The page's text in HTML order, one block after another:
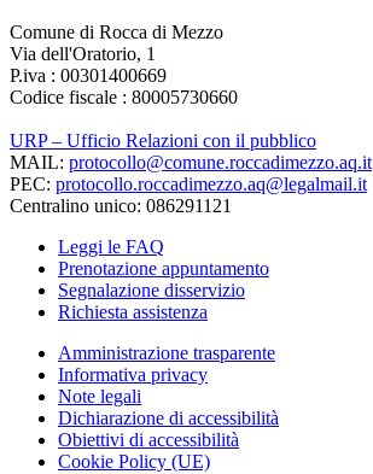
Comune di Rocca di Mezzo
Via dell'Oratorio, 1
P.iva : 00301400669
Codice fiscale : 80005730660
URP – Ufficio Relazioni con il pubblico
MAIL: protocollo@comune.roccadimezzo.aq.it
PEC: protocollo.roccadimezzo.aq@legalmail.it
Centralino unico: 086291121
Leggi le FAQ
Prenotazione appuntamento
Segnalazione disservizio
Richiesta assistenza
Amministrazione trasparente
Informativa privacy
Note legali
Dichiarazione di accessibilità
Obiettivi di accessibilità
Cookie Policy (UE)